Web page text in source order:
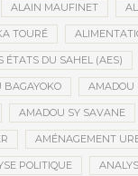
ALAIN MAUFINET
TOURÉ
ÉTATS DU SAHEL (AES)
BAGAYOKO AMADOU
AMADOU SY SAVANE
AMÉNAGEMENT
POLITIQUE